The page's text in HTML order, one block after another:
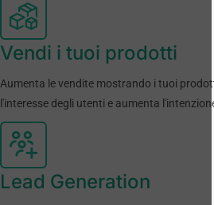
Vendi i tuoi prodotti
Aumenta le vendite mostrando i tuoi
l'interesse degli utenti e aumenta
Lead Generation